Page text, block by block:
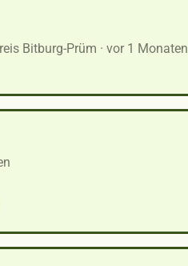
Bitburg-Prüm · vor 1 Monaten